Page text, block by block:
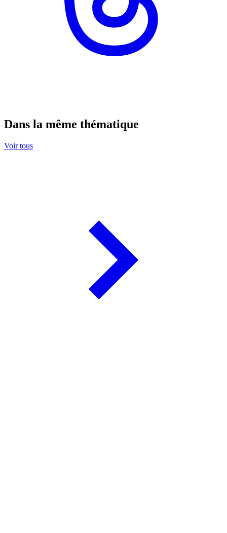
Dans la même thématique
Voir tous